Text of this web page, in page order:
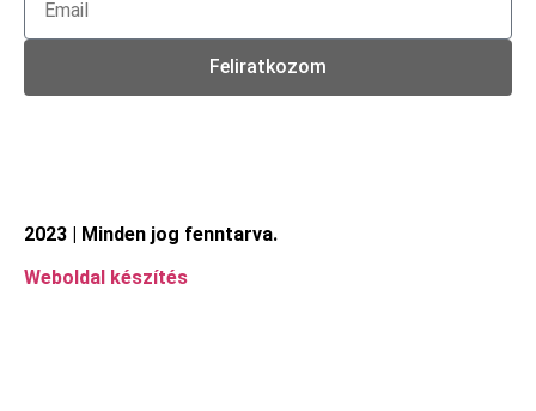
Feliratkozom
2023 | Minden jog fenntarva.
Weboldal készítés